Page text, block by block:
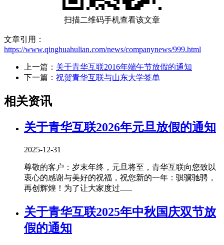
扫描二维码手机查看该文章
文章引用：
https://www.qinghuahulian.com/news/companynews/999.html
上一篇： 关于青华互联2016年端午节放假的通知
下一篇： 祝贺青华互联与山东大学签单
相关资讯
关于青华互联2026年元旦放假的通知
2025-12-31
尊敬的客户：岁末年终，元旦将至，青华互联向您致以
衷心的感谢与美好的祝福，祝您新的一年：骐骥驰骋，
再创辉煌！为了让大家度过......
关于青华互联2025年中秋国庆双节放
假的通知